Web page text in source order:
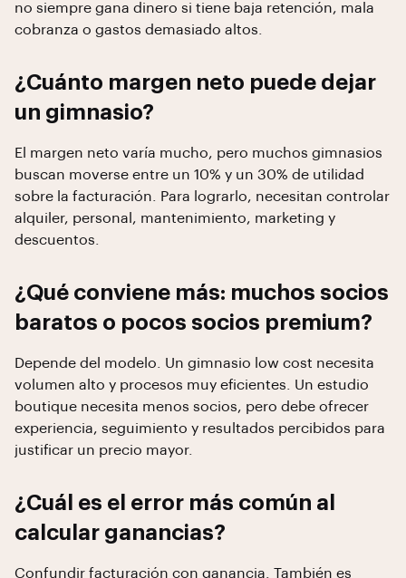
no siempre gana dinero si tiene baja retención, mala
cobranza o gastos demasiado altos.
¿Cuánto margen neto puede dejar
un gimnasio?
El margen neto varía mucho, pero muchos gimnasios
buscan moverse entre un 10% y un 30% de utilidad
sobre la facturación. Para lograrlo, necesitan controlar
alquiler, personal, mantenimiento, marketing y
descuentos.
¿Qué conviene más: muchos socios
baratos o pocos socios premium?
Depende del modelo. Un gimnasio low cost necesita
volumen alto y procesos muy eficientes. Un estudio
boutique necesita menos socios, pero debe ofrecer
experiencia, seguimiento y resultados percibidos para
justificar un precio mayor.
¿Cuál es el error más común al
calcular ganancias?
Confundir facturación con ganancia. También es